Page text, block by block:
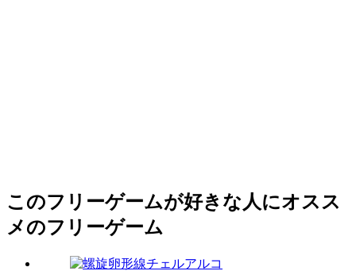
このフリーゲームが好きな人にオスス
メのフリーゲーム